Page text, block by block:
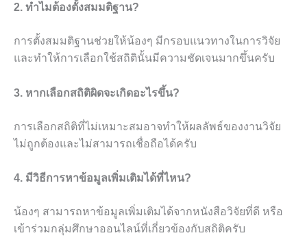
2. ทำไมต้องตั้งสมมติฐาน?
การตั้งสมมติฐานช่วยให้น้องๆ มีกรอบแนวทางในการวิจัย
และทำให้การเลือกใช้สถิตินั้นมีความชัดเจนมากขึ้นครับ
3. หากเลือกสถิติผิดจะเกิดอะไรขึ้น?
การเลือกสถิติที่ไม่เหมาะสมอาจทำให้ผลลัพธ์ของงานวิจัย
ไม่ถูกต้องและไม่สามารถเชื่อถือได้ครับ
4. มีวิธีการหาข้อมูลเพิ่มเติมได้ที่ไหน?
น้องๆ สามารถหาข้อมูลเพิ่มเติมได้จากหนังสือวิจัยที่ดี หรือ
เข้าร่วมกลุ่มศึกษาออนไลน์ที่เกี่ยวข้องกับสถิติครับ